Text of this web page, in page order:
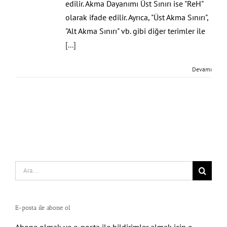
edilir. Akma Dayanımı Üst Sınırı ise "ReH"
olarak ifade edilir. Ayrıca, "Üst Akma Sınırı",
"Alt Akma Sınırı" vb. gibi diğer terimler ile
[...]
Devamı
Search
for:
E-posta ile abone ol